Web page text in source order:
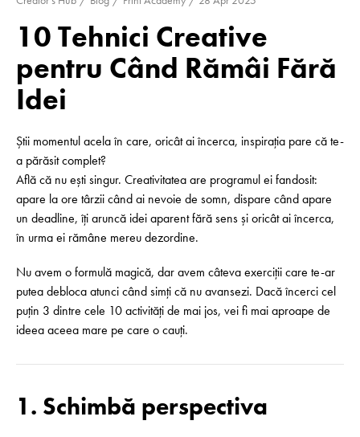
10 Tehnici Creative
pentru Când Rămâi Fără
Idei
Știi momentul acela în care, oricât ai încerca, inspirația pare că te-
a părăsit complet?
Află că nu ești singur. Creativitatea are programul ei fandosit:
apare la ore târzii când ai nevoie de somn, dispare când apare
un deadline, îți aruncă idei aparent fără sens și oricât ai încerca,
în urma ei rămâne mereu dezordine.
Nu avem o formulă magică, dar avem câteva exerciții care te-ar
putea debloca atunci când simți că nu avansezi. Dacă încerci cel
puțin 3 dintre cele 10 activități de mai jos, vei fi mai aproape de
ideea aceea mare pe care o cauți.
1. Schimbă perspectiva